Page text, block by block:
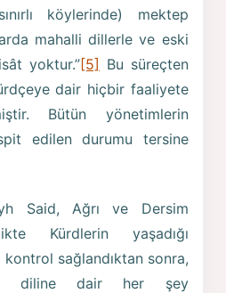
köylerinde) mektep
mahalli dillerle ve eski
yoktur.”[5] Bu süreçten
dair hiçbir faaliyete
Bütün yönetimlerin
edilen durumu tersine
Said, Ağrı ve Dersim
Kürdlerin yaşadığı
sağlandıktan sonra,
diline dair her şey